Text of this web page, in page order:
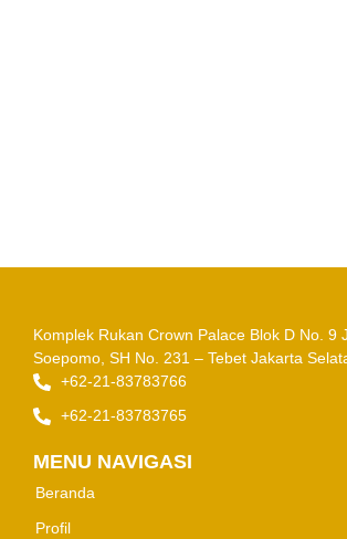
Komplek Rukan Crown Palace Blok D No. 9
Soepomo, SH No. 231 – Tebet Jakarta
+62-21-83783766
+62-21-83783765
MENU NAVIGASI
Beranda
Profil